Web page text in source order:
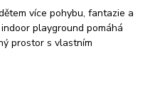
více pohybu, fantazie a
playground pomáhá
prostor s vlastním